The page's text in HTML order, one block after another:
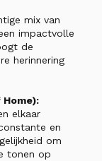
mix van
impactvolle
de
herinnering
elkaar
en
om
tonen op